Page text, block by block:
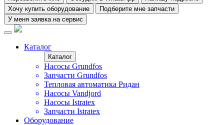
Хочу купить оборудование
Подберите мне запчасти
У меня заявка на сервис
Каталог
Каталог
Насосы Grundfos
Запчасти Grundfos
Тепловая автоматика Ридан
Насосы Vandjord
Насосы Istratex
Запчасти Istratex
Оборудование